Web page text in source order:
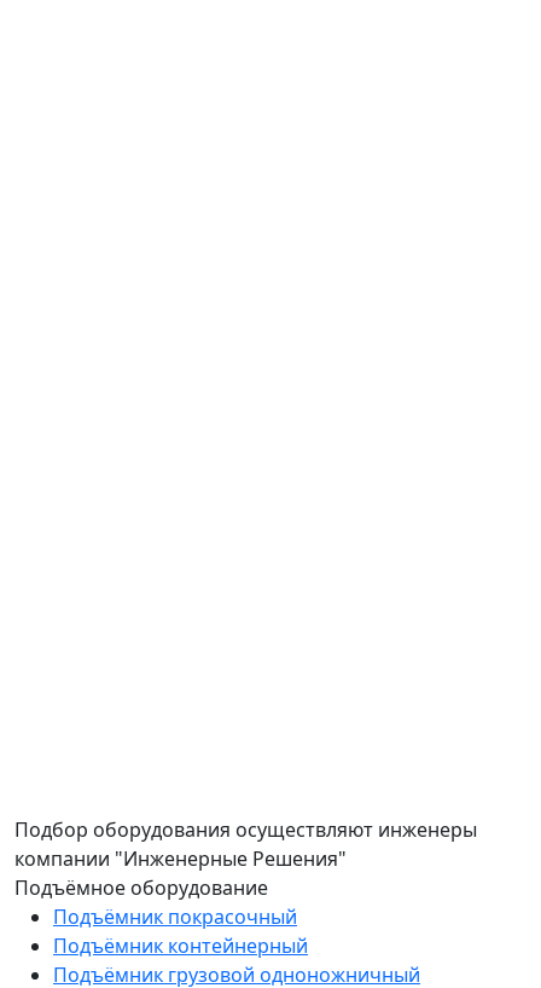
Подбор оборудования осуществляют инженеры
компании "Инженерные Решения"
Подъёмное оборудование
Подъёмник покрасочный
Подъёмник контейнерный
Подъёмник грузовой одноножничный